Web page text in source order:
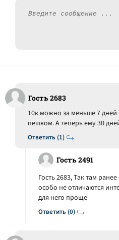
Гость 2683
Ответить (1)
10к можно за меньше 7 дней
пешком. А теперь ему 30
Гость 2491
Ответить (0)
Гость 2683, Так там
особо не отличаются
для него проще